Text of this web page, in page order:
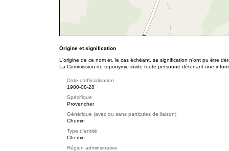
Origine et signification
L'origine de ce nom et, le cas échéant, sa signification n’ont pu être
La Commission de toponymie invite toute personne détenant une
Date d'officialisation
1980-08-28
Spécifique
Provencher
Générique (avec ou sans particules de liaison)
Chemin
Type d'entité
Chemin
Région administrative